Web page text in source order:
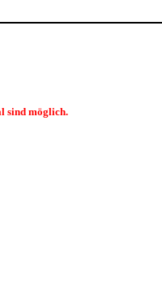
sind möglich.